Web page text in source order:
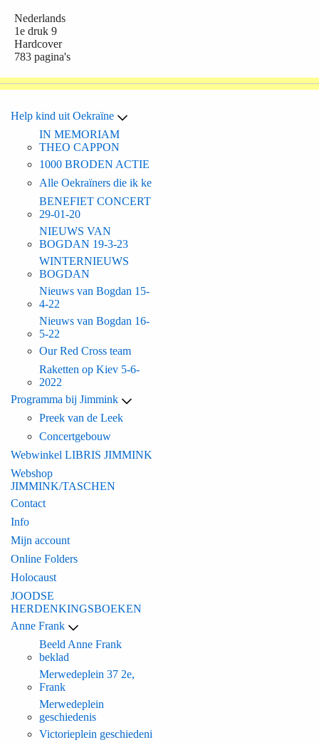
Nederlands
1e druk 9
Hardcover
783 pagina's
Help kind uit Oekraïne
IN MEMORIAM
THEO CAPPON
1000 BRODEN ACTIE
Alle Oekraïners die ik ke
BENEFIET CONCERT
29-01-20
NIEUWS VAN
BOGDAN 19-3-23
WINTERNIEUWS
BOGDAN
Nieuws van Bogdan 15-
4-22
Nieuws van Bogdan 16-
5-22
Our Red Cross team
Raketten op Kiev 5-6-
2022
Programma bij Jimmink
Preek van de Leek
Concertgebouw
Webwinkel LIBRIS JIMMINK
Webshop
JIMMINK/TASCHEN
Contact
Info
Mijn account
Online Folders
Holocaust
JOODSE
HERDENKINGSBOEKEN
Anne Frank
Beeld Anne Frank
beklad
Merwedeplein 37 2e,
Frank
Merwedeplein
geschiedenis
Victorieplein geschiedeni